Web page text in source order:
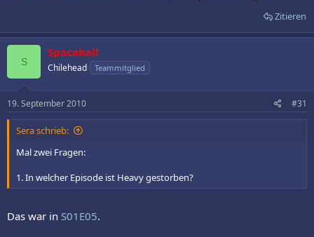
Zitieren
S
Spaceball
Chilehead Teammitglied
19. September 2010 #31
Sera schrieb:
Mal zwei Fragen:
1. In welcher Episode ist Heavy gestorben?
Das war in S01E05.